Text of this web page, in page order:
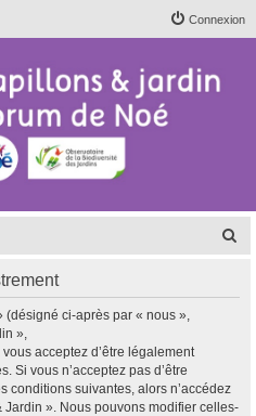
Connexion
(désigné ci-après par « nous »,
»,
acceptez d’être légalement
Si vous n’acceptez pas d’être
conditions suivantes, alors n’accédez
Jardin ». Nous pouvons modifier celles-